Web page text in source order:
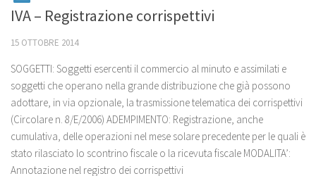
IVA – Registrazione corrispettivi
15 OTTOBRE 2014
SOGGETTI: Soggetti esercenti il commercio al minuto e assimilati e
soggetti che operano nella grande distribuzione che già possono
adottare, in via opzionale, la trasmissione telematica dei corrispettivi
(Circolare n. 8/E/2006) ADEMPIMENTO: Registrazione, anche
cumulativa, delle operazioni nel mese solare precedente per le quali è
stato rilasciato lo scontrino fiscale o la ricevuta fiscale MODALITA’:
Annotazione nel registro dei corrispettivi